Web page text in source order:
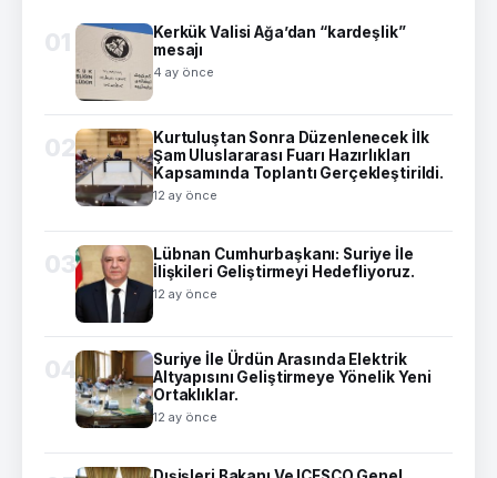
01
Kerkük Valisi Ağa’dan “kardeşlik”
mesajı
4 ay önce
02
Kurtuluştan Sonra Düzenlenecek İlk
Şam Uluslararası Fuarı Hazırlıkları
Kapsamında Toplantı Gerçekleştirildi.
12 ay önce
03
Lübnan Cumhurbaşkanı: Suriye İle
İlişkileri Geliştirmeyi Hedefliyoruz.
12 ay önce
04
Suriye İle Ürdün Arasında Elektrik
Altyapısını Geliştirmeye Yönelik Yeni
Ortaklıklar.
12 ay önce